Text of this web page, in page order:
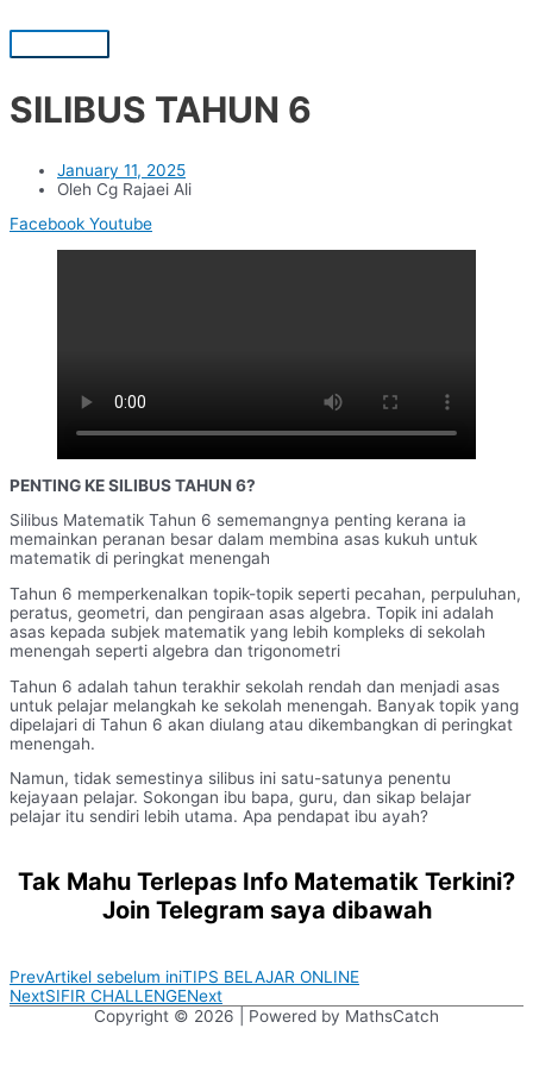
to
contentMain
SILIBUS TAHUN 6
January 11, 2025
Oleh Cg Rajaei Ali
Facebook Youtube
PENTING KE SILIBUS TAHUN 6?
Silibus Matematik Tahun 6 sememangnya penting kerana ia
memainkan peranan besar dalam membina asas kukuh untuk
matematik di peringkat menengah
Tahun 6 memperkenalkan topik-topik seperti pecahan, perpuluhan,
peratus, geometri, dan pengiraan asas algebra. Topik ini adalah
asas kepada subjek matematik yang lebih kompleks di sekolah
menengah seperti algebra dan trigonometri
Tahun 6 adalah tahun terakhir sekolah rendah dan menjadi asas
untuk pelajar melangkah ke sekolah menengah. Banyak topik yang
dipelajari di Tahun 6 akan diulang atau dikembangkan di peringkat
menengah.
Namun, tidak semestinya silibus ini satu-satunya penentu
kejayaan pelajar. Sokongan ibu bapa, guru, dan sikap belajar
pelajar itu sendiri lebih utama. Apa pendapat ibu ayah?
Tak Mahu Terlepas Info Matematik Terkini?
Join Telegram saya dibawah
PrevArtikel sebelum iniTIPS BELAJAR ONLINE
NextSIFIR CHALLENGENext
Copyright © 2026
| Powered by MathsCatch